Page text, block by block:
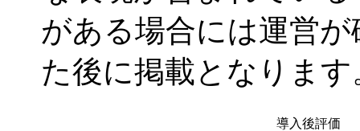
がある場合には運営が
た後に掲載となります
導入後評価